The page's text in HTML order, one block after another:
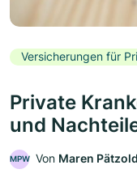
Versicherungen für
Private
und
MPW Von Maren